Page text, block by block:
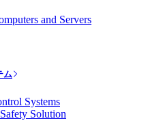
and Servers
ム
Systems
Solution